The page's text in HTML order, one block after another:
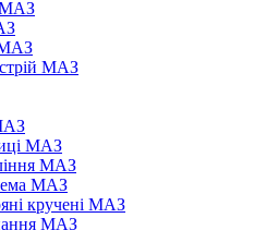
МАЗ
МАЗ
МАЗ
МАЗ
МАЗ
МАЗ
кручені МАЗ
МАЗ